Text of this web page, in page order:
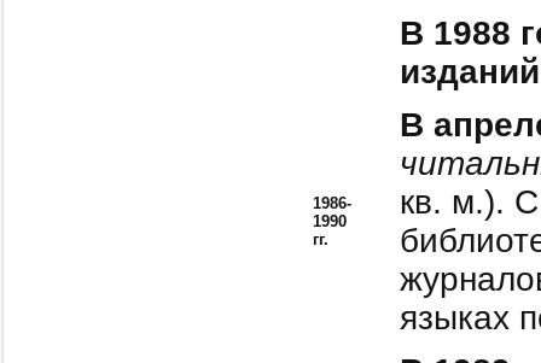
1986-
1990
гг.
В 1988
В
кв. м.).
языках